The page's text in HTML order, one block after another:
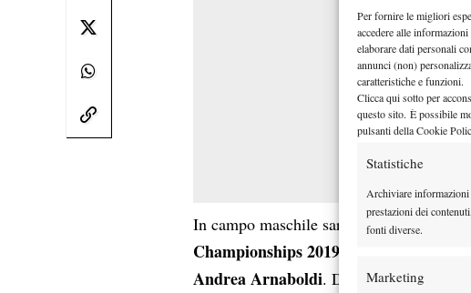
Per fornire le migliori
accedere alle
elaborare dati personali
annunci (non)
caratteristiche e funzioni.
Clicca qui sotto per
questo sito. È possibile
pulsanti della Cookie
Statistiche
Archiviare
prestazioni dei
fonti diverse.
Marketing
In campo maschile saranno nove gli
Championships 2019
Andrea Arnaboldi. Due le presenze in